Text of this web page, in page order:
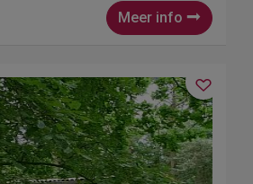
Meer info